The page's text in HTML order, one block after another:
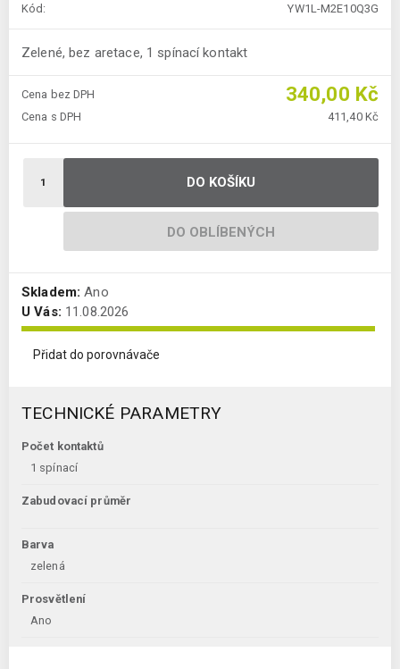
Kód: YW1L-M2E10Q3G
Zelené, bez aretace, 1 spínací kontakt
Cena bez DPH 340,00 Kč
Cena s DPH 411,40 Kč
DO KOŠÍKU
DO OBLÍBENÝCH
Skladem: Ano
U Vás: 11.08.2026
Přidat do porovnávače
TECHNICKÉ PARAMETRY
Počet kontaktů
1 spínací
Zabudovací průměr
Barva
zelená
Prosvětlení
Ano